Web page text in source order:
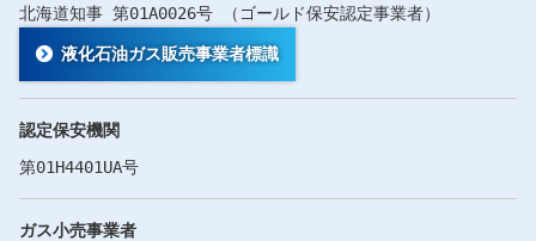
北海道知事 第01A0026号 （ゴールド保安認定事業者）
液化石油ガス販売事業者標識
認定保安機関
第01H4401UA号
ガス小売事業者